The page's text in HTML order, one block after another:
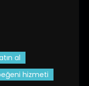
al
hizmeti